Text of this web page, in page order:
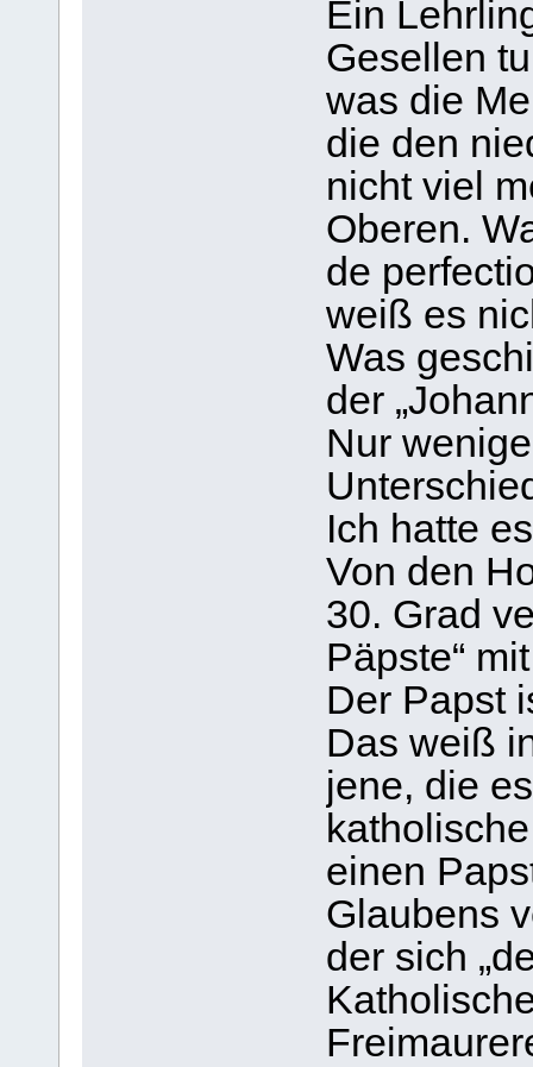
Ein
Gesellen
was die
die den
nicht viel
Oberen.
de
weiß es
Was
der
Nur
Ich hatte
Von den
30. Grad
Päpste“
Der Papst
Das weiß
jene, die
einen
Glaubens
der sich